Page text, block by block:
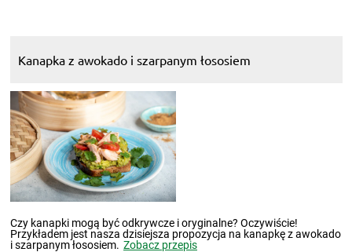
Kanapka z awokado i szarpanym łososiem
Czy kanapki mogą być odkrywcze i oryginalne? Oczywiście!
Przykładem jest nasza dzisiejsza propozycja na kanapkę z awokado
i szarpanym łososiem. Zobacz przepis